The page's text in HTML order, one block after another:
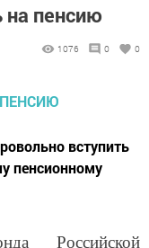
на пенсию
1076 0 0
вступить
пенсионному
Российской